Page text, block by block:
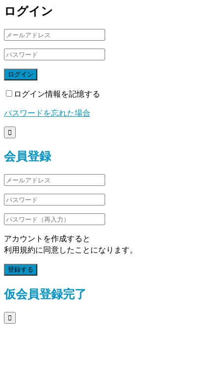
ログイン
ログイン
ログイン情報を記憶する
パスワードを忘れた場合

会員登録
アカウントを作成すると
利用規約に同意したことになります。
登録する
仮会員登録完了
